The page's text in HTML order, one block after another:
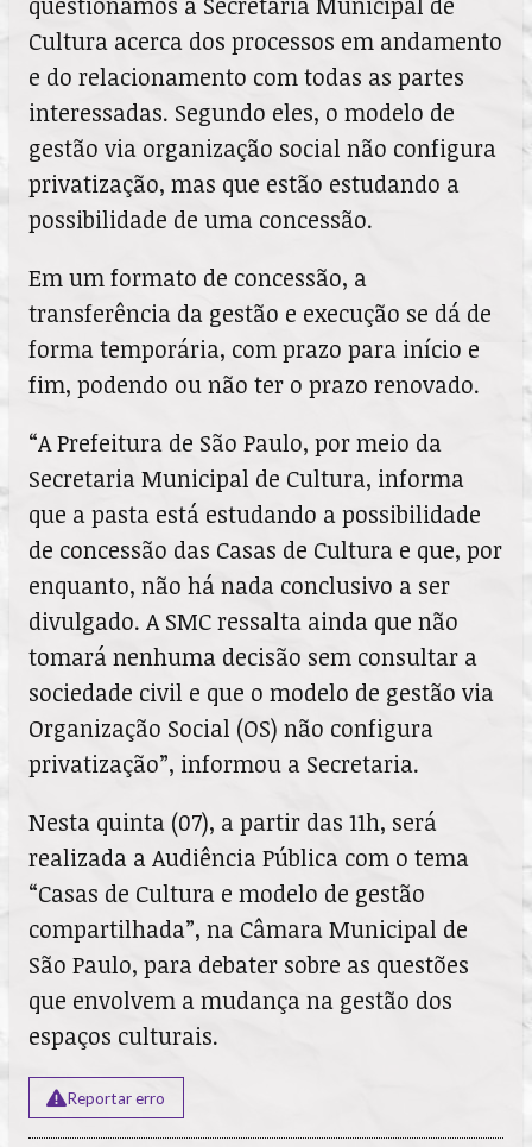
Cultura acerca dos processos em andamento
e do relacionamento com todas as partes
interessadas. Segundo eles, o modelo de
gestão via organização social não configura
privatização, mas que estão estudando a
possibilidade de uma concessão.
Em um formato de concessão, a
transferência da gestão e execução se dá de
forma temporária, com prazo para início e
fim, podendo ou não ter o prazo renovado.
“A Prefeitura de São Paulo, por meio da
Secretaria Municipal de Cultura, informa
que a pasta está estudando a possibilidade
de concessão das Casas de Cultura e que, por
enquanto, não há nada conclusivo a ser
divulgado. A SMC ressalta ainda que não
tomará nenhuma decisão sem consultar a
sociedade civil e que o modelo de gestão via
Organização Social (OS) não configura
privatização”, informou a Secretaria.
Nesta quinta (07), a partir das 11h, será
realizada a Audiência Pública com o tema
“Casas de Cultura e modelo de gestão
compartilhada”, na Câmara Municipal de
São Paulo, para debater sobre as questões
que envolvem a mudança na gestão dos
espaços culturais.
Reportar erro